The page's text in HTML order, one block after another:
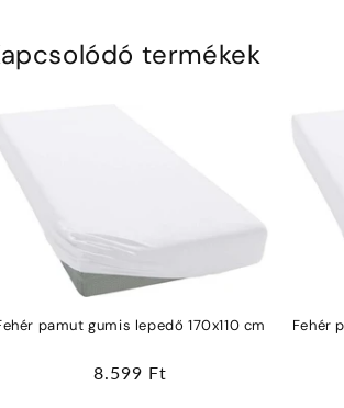
termékek
pamut gumis lepedő 170x110 cm
Normál
8.599 Ft
Fehér